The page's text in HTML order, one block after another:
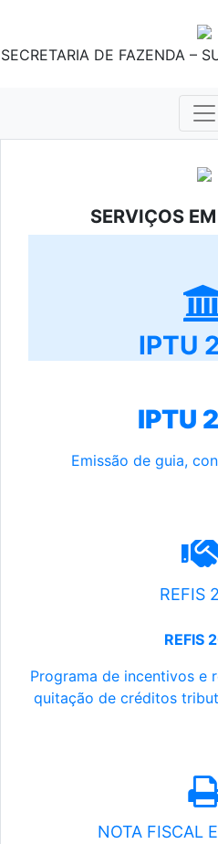
SECRETARIA DE FAZENDA –
SERVIÇOS
IPTU
IPTU
Emissão de guia,
REFIS
REFIS
Programa de incentivos e
quitação de créditos
NOTA FISCAL